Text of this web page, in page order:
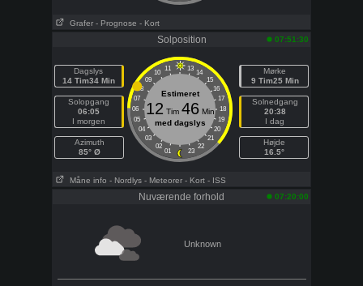
Grafer - Prognose - Kort
Solposition 07:51:30
Dagslys
14 Tim34 Min
Solopgang
06:05
I morgen
Azimuth
85° Ø
11 13
10
14
09
15
08
16
07
17
06
18
05
19
04
20
03
21
02
22
01 23
Estimeret
12 Tim 46Min
med dagslys
Mørke
9 Tim25 Min
Solnedgang
20:38
I dag
Højde
16.5°
Måne info - Nordlys - Meteorer - Kort - ISS
Nuværende forhold 07:20:00
Unknown